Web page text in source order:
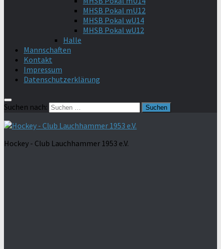
MHSB Pokal mU12
MHSB Pokal wU14
MHSB Pokal wU12
Halle
Mannschaften
Kontakt
Impressum
Datenschutzerklärung
Suchen nach:
Hockey - Club Lauchhammer 1953 e.V.